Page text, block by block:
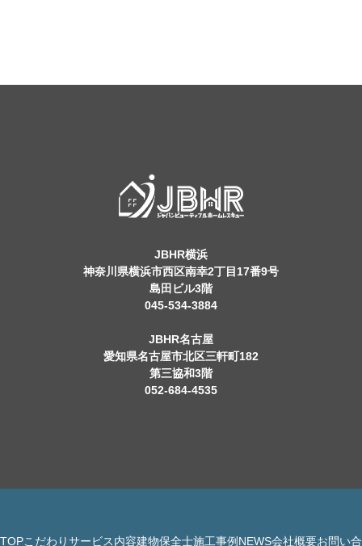
JBHR横浜
神奈川県横浜市西区南幸2丁目17番9号
島田ビル3階
045-534-3884
JBHR名古屋
愛知県名古屋市北区三軒町182
第三協和3階
052-684-4535
TOPこだわりサービス内容建物保全士施工事例 NEWS会社概要お問い合